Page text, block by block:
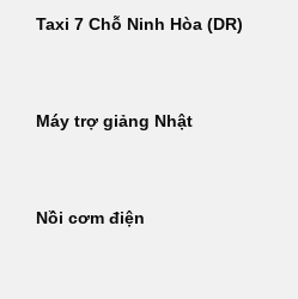
Taxi 7 Chỗ Ninh Hòa (DR)
Máy trợ giảng Nhật
Nồi cơm điện